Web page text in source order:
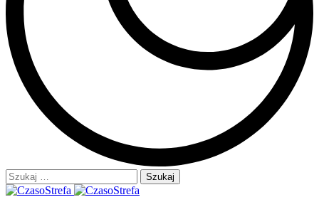
Szukaj: